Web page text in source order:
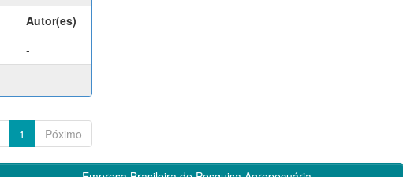
Autor(es)
-
1 Póximo